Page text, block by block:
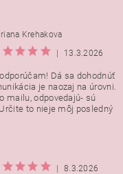
Krehakova
13.3.2026
Dá sa dohodnúť
je naozaj na úrovni.
mailu, odpovedajú- sú
to nieje môj posledný
8.3.2026